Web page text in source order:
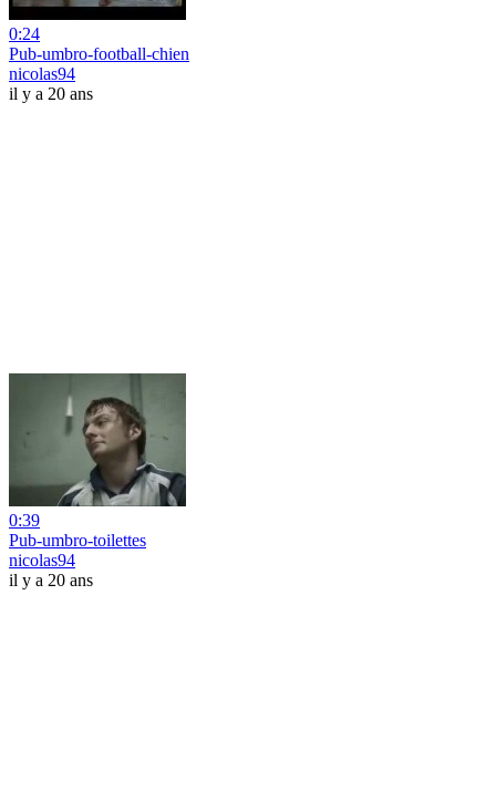
0:24
Pub-umbro-football-chien
nicolas94
il y a 20 ans
0:39
Pub-umbro-toilettes
nicolas94
il y a 20 ans